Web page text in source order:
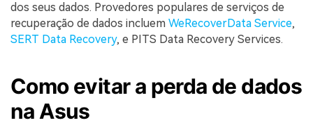
dos seus dados. Provedores populares de serviços de
recuperação de dados incluem WeRecoverData Service,
SERT Data Recovery, e PITS Data Recovery Services.
Como evitar a perda de dados
na Asus